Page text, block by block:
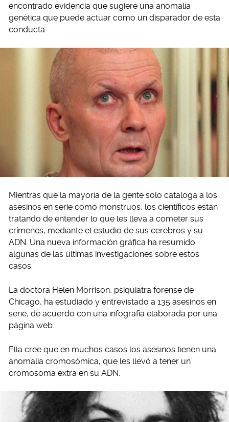
encontrado evidencia que sugiere una anomalía
genética que puede actuar como un disparador de esta
conducta.
Mientras que la mayoría de la gente solo cataloga a los
asesinos en serie como monstruos, los científicos están
tratando de entender lo que les lleva a cometer sus
crímenes, mediante el estudio de sus cerebros y su
ADN. Una nueva información gráfica ha resumido
algunas de las últimas investigaciones sobre estos
casos.
La doctora Helen Morrison, psiquiatra forense de
Chicago, ha estudiado y entrevistado a 135 asesinos en
serie, de acuerdo con una infografía elaborada por una
página web.
Ella cree que en muchos casos los asesinos tienen una
anomalía cromosómica, que les llevó a tener un
cromosoma extra en su ADN.